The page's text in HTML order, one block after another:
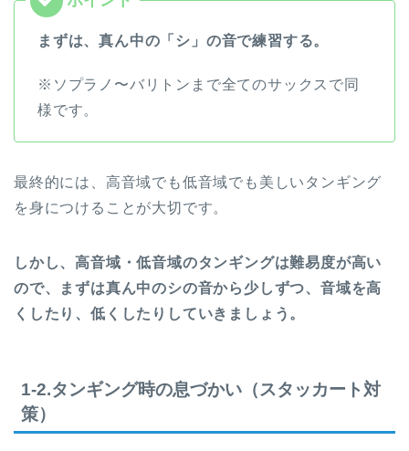
まずは、真ん中の「シ」の音で練習する。
※ソプラノ〜バリトンまで全てのサックスで同
様です。
最終的には、高音域でも低音域でも美しいタンギング
を身につけることが大切です。
しかし、高音域・低音域のタンギングは難易度が高い
ので、まずは真ん中のシの音から少しずつ、音域を高
くしたり、低くしたりしていきましょう。
1-2.タンギング時の息づかい（スタッカート対
策）